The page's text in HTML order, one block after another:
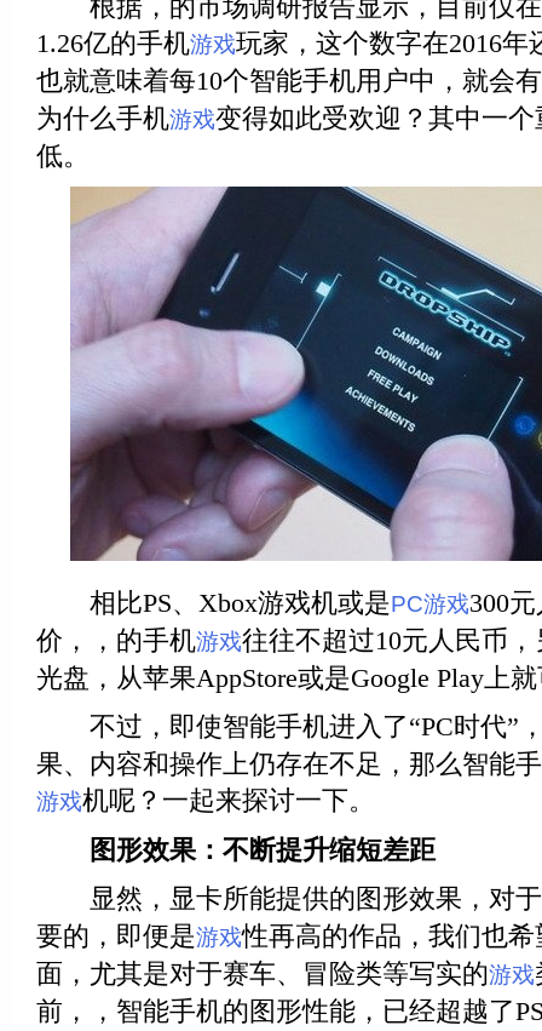
根据，的市场调研报告显示，目前仅在
1.26亿的手机游戏玩家，这个数字在2016年
也就意味着每10个智能手机用户中，就会
为什么手机游戏变得如此受欢迎？其中一
低。
相比PS、Xbox游戏机或是PC游戏300
价，，的手机游戏往往不超过10元人民币
光盘，从苹果AppStore或是Google Play上
不过，即使智能手机进入了“PC时代”
果、内容和操作上仍存在不足，那么智能
游戏机呢？一起来探讨一下。
图形效果：不断提升缩短差距
显然，显卡所能提供的图形效果，对于
要的，即便是游戏性再高的作品，我们也
面，尤其是对于赛车、冒险类等写实的游戏
前，，智能手机的图形性能，已经超越了